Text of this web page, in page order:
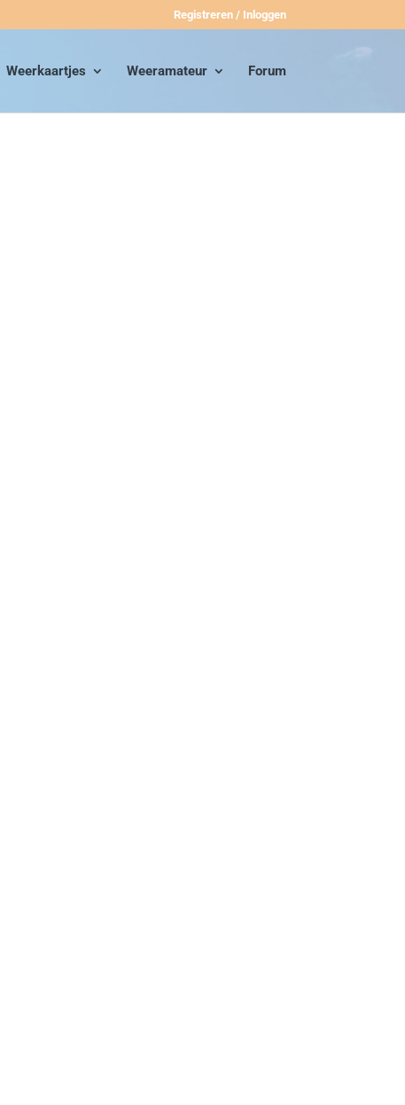
Registreren / Inloggen
Weerkaartjes Weeramateur Forum